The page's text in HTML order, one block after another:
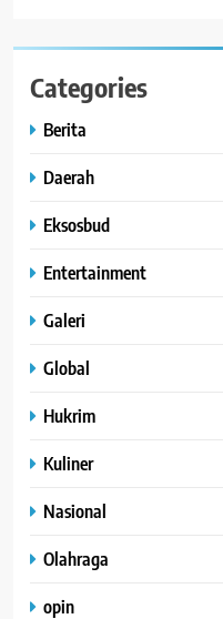
Categories
Berita
Daerah
Eksosbud
Entertainment
Galeri
Global
Hukrim
Kuliner
Nasional
Olahraga
opin